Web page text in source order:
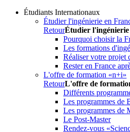
Étudiants Internationaux
Étudier l'ingénierie en
RetourÉtudier l'ingénierie
Pourquoi choisir la
Les formations
Réaliser votre projet
Rester en France
L'offre de formation «n+i»
RetourL'offre de
Différents
Les programmes de
Les programmes de
Le Post-Master
Rendez-vous